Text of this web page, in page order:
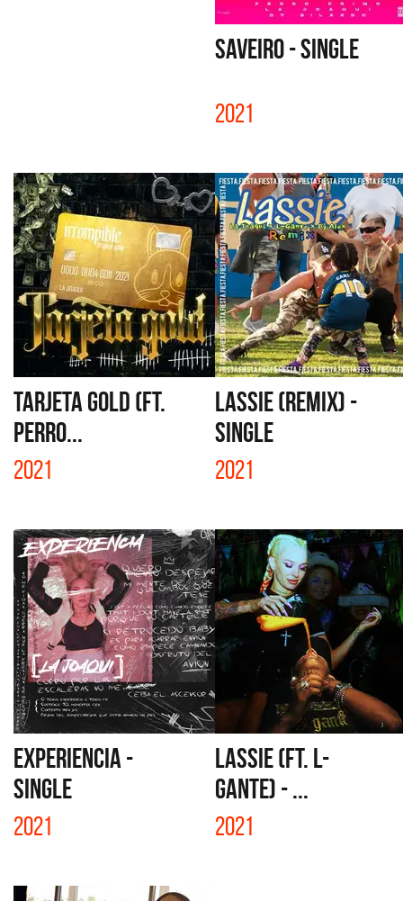
SAVEIRO - SINGLE
2021
TARJETA GOLD (FT.
PERRO...
2021
LASSIE (REMIX) -
SINGLE
2021
EXPERIENCIA -
SINGLE
2021
LASSIE (FT. L-
GANTE) - ...
2021